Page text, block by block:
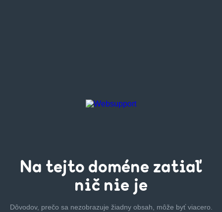
Na tejto doméne zatiaľ
nič nie je
Dôvodov, prečo sa nezobrazuje žiadny obsah, môže byťviacero.